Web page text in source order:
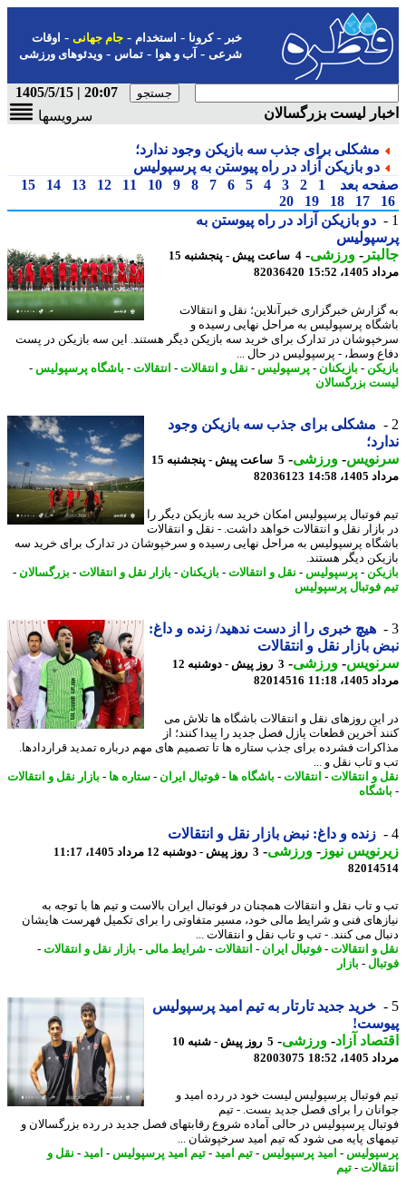
-کرونا-استخدام- جام جهانی-اوقات
شرعی-آب و هوا-تماس-ویدئوهای ورزشی
20:07 | 1405/5/15
لیست بزرگسالان
سرویسها
مشکلی برای جذب سه بازیکن وجود ندارد؛
دو بازیکن آزاد در راه پیوستن به پرسپولیس
بعد
1
2
3
4
5
6
7
8
9
10
11
12
13
14
15
17
18
19
20
دو بازیکن آزاد در راه پیوستن به
-ورزشی-
4 ساعت پیش - پنجشنبه 15
15:52
82036420
خبرگزاری خبرآنلاین؛ نقل و انتقالات
پرسپولیس به مراحل نهایی رسیده و
در تدارک برای خرید سه بازیکن دیگر هستند. این سه بازیکن در پست
وسط، - پرسپولیس در حال ...
-بازیکنان-پرسپولیس-نقل و انتقالات-انتقالات-باشگاه پرسپولیس-
بزرگسالان
مشکلی برای جذب سه بازیکن وجود
-ورزشی-
5 ساعت پیش - پنجشنبه 15
14:58
82036123
فوتبال پرسپولیس امکان خرید سه بازیکن دیگر را
نقل و انتقالات خواهد داشت. - نقل و انتقالات
پرسپولیس به مراحل نهایی رسیده و سرخپوشان در تدارک برای خرید سه
دیگر هستند.
-پرسپولیس-نقل و انتقالات-بازیکنان-بازار نقل و انتقالات-بزرگسالان-
فوتبال پرسپولیس
هیچ خبری را از دست ندهید/ زنده و داغ:
بازار نقل و انتقالات
-ورزشی-
3 روز پیش - دوشنبه 12
11:18
82014516
روزهای نقل و انتقالات باشگاه ها تلاش می
آخرین قطعات پازل فصل جدید را پیدا کنند؛ از
فشرده برای جذب ستاره ها تا تصمیم های مهم درباره تمدید قراردادها.
تاب نقل و ...
و انتقالات-انتقالات-باشگاه ها- فوتبال ایران - ستاره ها - بازار نقل و انتقالات
زنده و داغ: نبض بازار نقل و انتقالات
نیوز-ورزشی-3 روز پیش - دوشنبه 12 مرداد 1405، 11:17
تاب نقل و انتقالات همچنان در فوتبال ایران بالاست و تیم ها با توجه به
فنی و شرایط مالی خود، مسیر متفاوتی را برای تکمیل فهرست هایشان
می کنند. - تب و تاب نقل و انتقالات ...
و انتقالات-فوتبال ایران - انتقالات-شرایط مالی-بازار نقل و انتقالات-
-بازار
خرید جدید تارتار به تیم امید پرسپولیس
آزاد - ورزشی-
5 روز پیش - شنبه 10
18:52
82003075
فوتبال پرسپولیس لیست خود در رده امید و
را برای فصل جدید بست. - تیم
پرسپولیس در حالی آماده شروع رقابتهای فصل جدید در رده بزرگسالان و
پایه می شود که تیم امید سرخپوشان ...
-امید پرسپولیس-تیم امید -تیم امید پرسپولیس-امید -نقل و
-تیم